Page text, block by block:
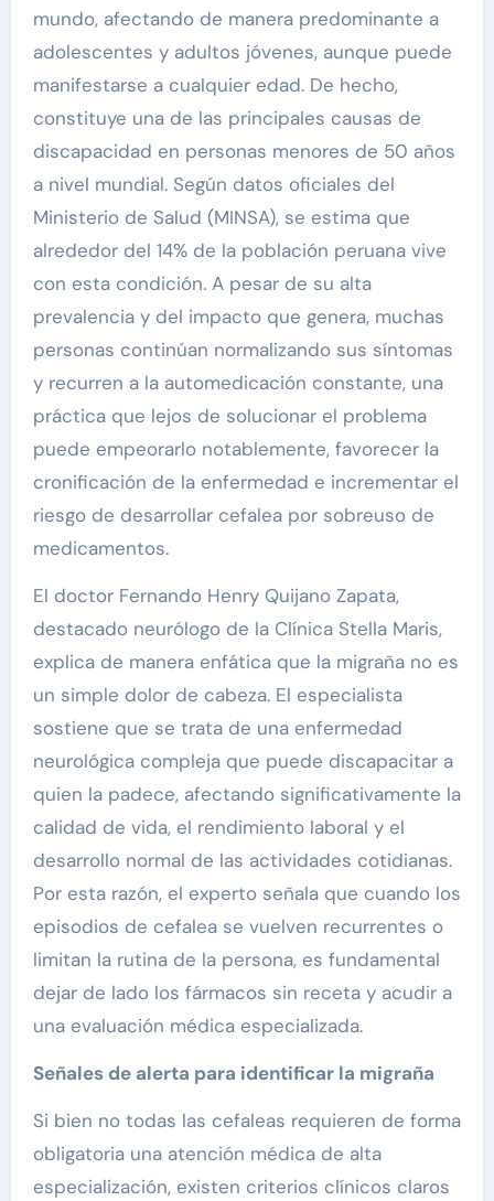
mundo, afectando de manera predominante a
adolescentes y adultos jóvenes, aunque puede
manifestarse a cualquier edad. De hecho,
constituye una de las principales causas de
discapacidad en personas menores de 50 años
a nivel mundial. Según datos oficiales del
Ministerio de Salud (MINSA), se estima que
alrededor del 14% de la población peruana vive
con esta condición. A pesar de su alta
prevalencia y del impacto que genera, muchas
personas continúan normalizando sus síntomas
y recurren a la automedicación constante, una
práctica que lejos de solucionar el problema
puede empeorarlo notablemente, favorecer la
cronificación de la enfermedad e incrementar el
riesgo de desarrollar cefalea por sobreuso de
medicamentos.
El doctor Fernando Henry Quijano Zapata,
destacado neurólogo de la Clínica Stella Maris,
explica de manera enfática que la migraña no es
un simple dolor de cabeza. El especialista
sostiene que se trata de una enfermedad
neurológica compleja que puede discapacitar a
quien la padece, afectando significativamente la
calidad de vida, el rendimiento laboral y el
desarrollo normal de las actividades cotidianas.
Por esta razón, el experto señala que cuando los
episodios de cefalea se vuelven recurrentes o
limitan la rutina de la persona, es fundamental
dejar de lado los fármacos sin receta y acudir a
una evaluación médica especializada.
Señales de alerta para identificar la migraña
Si bien no todas las cefaleas requieren de forma
obligatoria una atención médica de alta
especialización, existen criterios clínicos claros